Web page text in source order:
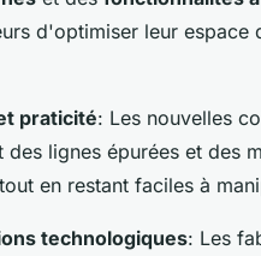
d'optimiser leur
praticité: Les nouvelles
des lignes épurées et des
en restant faciles à
technologiques: Les